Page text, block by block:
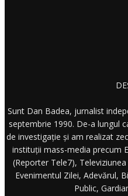
Sunt Dan Badea, jurnalist
septembrie 1990. De-a lungul
de investigație și am realizat
instituții mass-media precum
(Reporter Tele7),
Evenimentul Zilei, Adevărul,
Public,